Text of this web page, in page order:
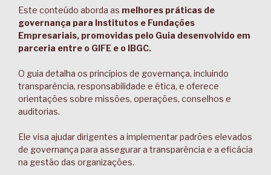
Este conteúdo aborda as melhores práticas de
governança para Institutos e Fundações
Empresariais, promovidas pelo Guia desenvolvido em
parceria entre o GIFE e o IBGC.
O guia detalha os princípios de governança, incluindo
transparência, responsabilidade e ética, e oferece
orientações sobre missões, operações, conselhos e
auditorias.
Ele visa ajudar dirigentes a implementar padrões elevados
de governança para assegurar a transparência e a eficácia
na gestão das organizações.